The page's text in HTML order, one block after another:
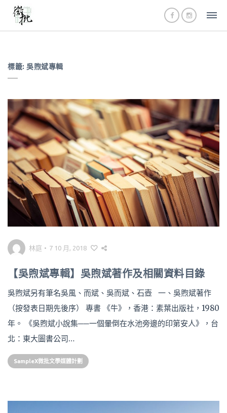
標籤: 吳煦斌專輯
林庭 • 7 10 月, 2018
【吳煦斌專輯】吳煦斌著作及相關資料目錄
吳煦斌另有筆名吳風、而斌、吳而斌、石壺 一、吳煦斌著作
（按發表日期先後序） 專書 《牛》，香港：素葉出版社，1980
年。 《吳煦斌小說集──一個暈倒在水池旁邊的印第安人》，台
北：東大圖書公司…
SampleX微批文學媒體計劃